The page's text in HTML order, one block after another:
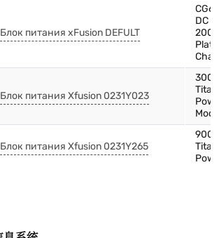
Блок питания xFusion DEFULT
DC
Блок питания Xfusion 0231Y023
Блок питания Xfusion 0231Y265